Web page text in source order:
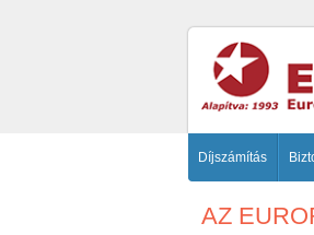
Díjszámítás
AZ